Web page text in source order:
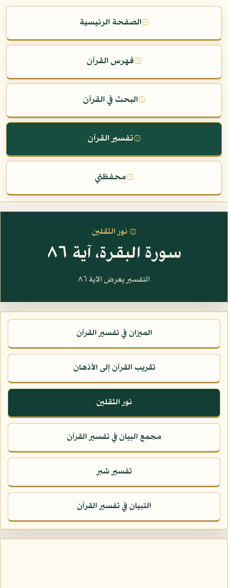
۞الصفحة الرئيسية
۞فهرس القرآن
۞البحث في القرآن
۞تفسير القرآن
۞محفظتي
۞ نور الثقلين
سورة البقرة، آية ٨٦
التفسير يعرض الآية ٨٦
الميزان في تفسير القرآن
تقريب القرآن إلى الأذهان
نور الثقلين
مجمع البيان في تفسير القرآن
تفسير شبر
التبيان في تفسير القرآن